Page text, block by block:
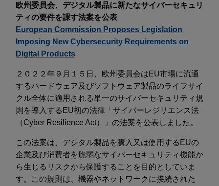
欧州委員会、デジタル製品に新たなサイバーセキュリ
ティの要件を課す法案を公表
European Commission Proposes Legislation
Imposing New Cybersecurity Requirements on
Digital Products
２０２２年９月１５日、欧州委員会はEU市場に流通
するハードウェア及びソフトウェア製品のライフサイ
クル全体に適用される単一のサイバーセキュリティ規
則を導入するEU初の法律「サイバーレジリエンス法
（Cyber Resilience Act）」の法案を公表しました。
この法案は、デジタル製品を購入又は使用するEUの
企業及び消費者を脆弱なサイバーセキュリティ機能か
ら生じるリスクから保護することを目的としていま
す。この規則は、機器やネットワークに接続された